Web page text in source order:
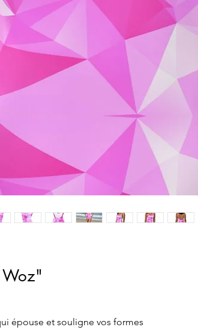
épouse et souligne vos formes